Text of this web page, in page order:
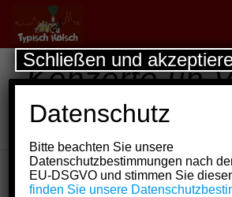
Konzerte un
met kölschem
& Siel
Datenschutz
Bitte beachten Sie unsere
Datenschutzbestimmungen nach
EU-DSGVO und stimmen Sie
finden Sie unsere
Schließen und